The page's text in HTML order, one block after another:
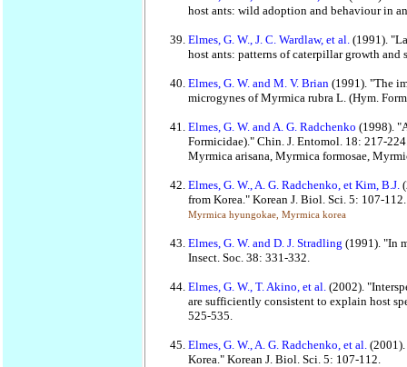
host ants: wild adoption and behaviour in
Elmes, G. W., J. C. Wardlaw, et al.(1991).
host ants: patterns of caterpillar growth
Elmes, G. W. and M. V. Brian(1991). "The
microgynes of Myrmica rubra L. (Hym.
Elmes, G. W. and A. G. Radchenko(1998).
Formicidae)." Chin. J. Entomol. 18: 217-
Myrmica arisana, Myrmica formosae,
Elmes, G. W., A. G. Radchenko, et Kim, B.J.
from Korea." Korean J. Biol. Sci. 5: 107-112.
Myrmica hyungokae, Myrmica korea
Elmes, G. W. and D. J. Stradling(1991). "In
Insect. Soc. 38: 331-332.
Elmes, G. W., T. Akino, et al. (2002).
are sufficiently consistent to explain host
525-535.
Elmes, G. W., A. G. Radchenko, et al.
Korea." Korean J. Biol. Sci. 5: 107-112.